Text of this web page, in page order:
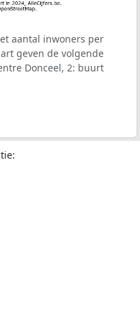
aantal inwoners per
geven de volgende
Donceel, 2: buurt